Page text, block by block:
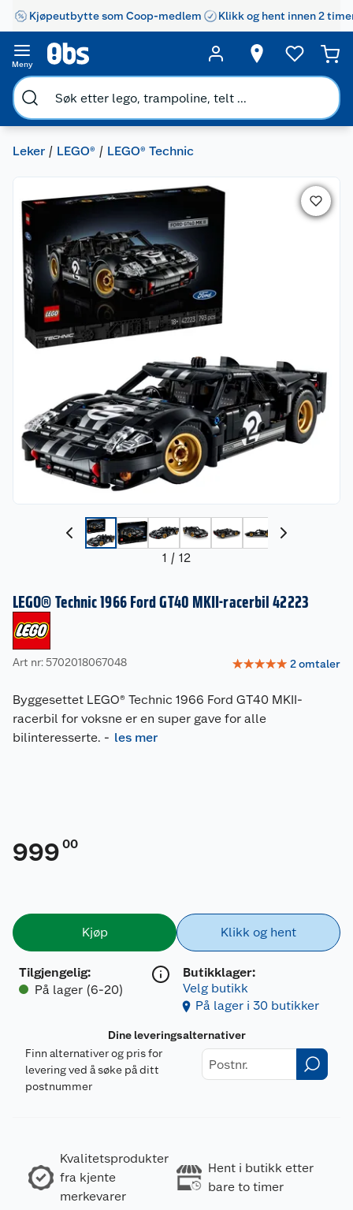
Kjøpeutbytte som Coop-medlem Klikk og hent innen 2
Meny
Leker LEGO® LEGO® Technic
1 / 12
LEGO® Technic 1966 Ford GT40 MKII-racerbil 42223
Art nr: 5702018067048 ☆☆☆☆☆ 2omtaler
Byggesettet LEGO® Technic 1966 Ford GT40 MKII-
racerbil for voksne er en super gave for alle
bilinteresserte. - les mer
999 00
Kjøp
Tilgjengelig:
På lager (6-20)
Klikk og hent
Butikklager:
Velg butikk
På lager i 30 butikker
Dine leveringsalternativer
Finn alternativer og pris for
levering ved å søke på ditt
postnummer
Kvalitetsprodukter
fra kjente
merkevarer
Hent i butikk etter
bare to timer